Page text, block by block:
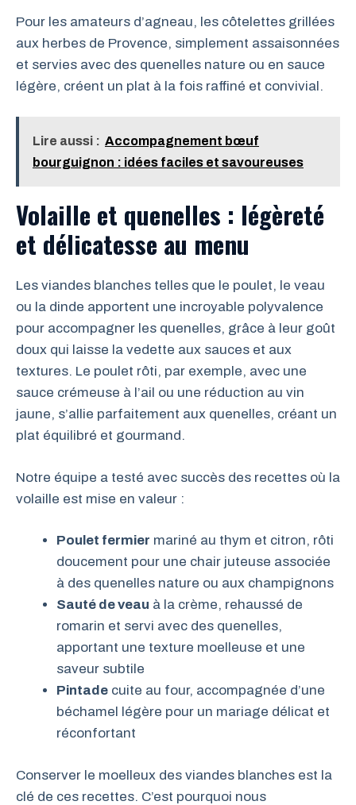
Pour les amateurs d’agneau, les côtelettes grillées
aux herbes de Provence, simplement assaisonnées
et servies avec des quenelles nature ou en sauce
légère, créent un plat à la fois raffiné et convivial.
Lire aussi : Accompagnement bœuf
bourguignon : idées faciles et savoureuses
Volaille et quenelles : légèreté
et délicatesse au menu
Les viandes blanches telles que le poulet, le veau
ou la dinde apportent une incroyable polyvalence
pour accompagner les quenelles, grâce à leur goût
doux qui laisse la vedette aux sauces et aux
textures. Le poulet rôti, par exemple, avec une
sauce crémeuse à l’ail ou une réduction au vin
jaune, s’allie parfaitement aux quenelles, créant un
plat équilibré et gourmand.
Notre équipe a testé avec succès des recettes où la
volaille est mise en valeur :
Poulet fermier mariné au thym et citron, rôti
doucement pour une chair juteuse associée
à des quenelles nature ou aux champignons
Sauté de veau à la crème, rehaussé de
romarin et servi avec des quenelles,
apportant une texture moelleuse et une
saveur subtile
Pintade cuite au four, accompagnée d’une
béchamel légère pour un mariage délicat et
réconfortant
Conserver le moelleux des viandes blanches est la
clé de ces recettes. C’est pourquoi nous